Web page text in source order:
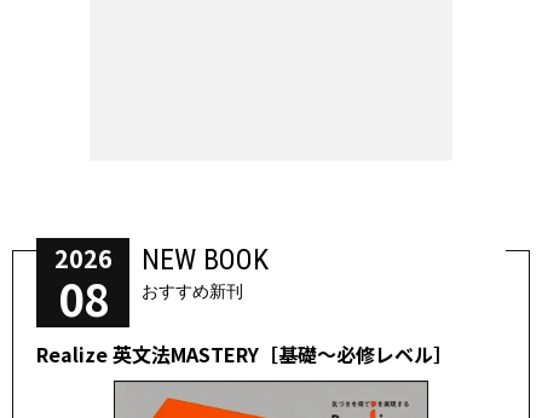
2026
08
NEW BOOK
おすすめ新刊
Realize 英文法MASTERY［基礎～必修レベル］